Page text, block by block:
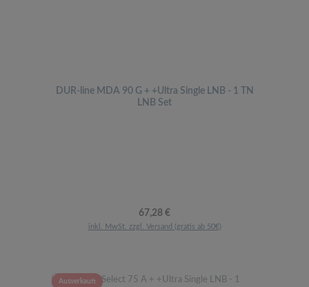
DUR-line MDA 90 G + +Ultra Single LNB - 1 TN
LNB Set
Regulärer Preis:
67,28 €
inkl. MwSt. zzgl. Versand (gratis ab 50€)
Ausverkauft